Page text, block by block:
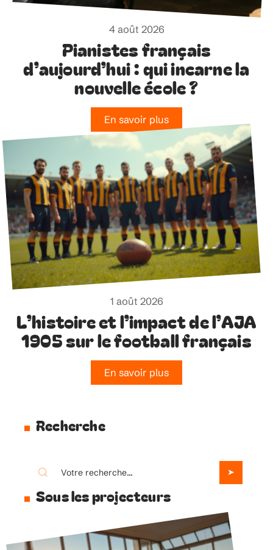
4 août 2026
Pianistes français
d’aujourd’hui : qui incarne la
nouvelle école ?
En savoir plus
1 août 2026
L’histoire et l’impact de l’AJA
1905 sur le football français
En savoir plus
Recherche
Sous les projecteurs